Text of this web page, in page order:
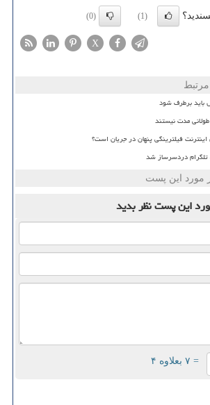
(1)
(0)
X
باید برطرف شود
مدت نیستند
فیلترینگی پنهان در جریان است؟
تلگرام دردسرساز شد
مورد این پست
این پستنظر بدید
= ۷ بعلاوه ۴